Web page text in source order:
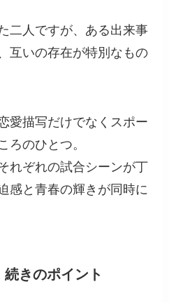
二人ですが、ある出来事
互いの存在が特別なもの
愛描写だけでなくスポー
ろのひとつ。
れぞれの試合シーンが丁
感と青春の輝きが同時に
きのポイント